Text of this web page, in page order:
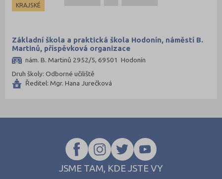
Kladno (11)
Kroměříž (6)
Kutná Hora (5)
Liberec (8)
Mladá Boleslav (10)
Pedagogika a sociální péče
Gymnázia
4 letá
8 letá
KRAJSKÉ
Základní škola a praktická škola Hodonín, náměstí B.
Martinů, příspěvková organizace
nám. B. Martinů 2952/5, 69501 Hodonín
Druh školy: Odborné učiliště
Ředitel: Mgr. Hana Jurečková
JSME TAM, KDE JSTE VY